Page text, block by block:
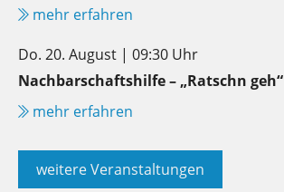
mehr erfahren
Do. 20. August | 09:30 Uhr
Nachbarschaftshilfe – „Ratschn geh“
mehr erfahren
weitere Veranstaltungen